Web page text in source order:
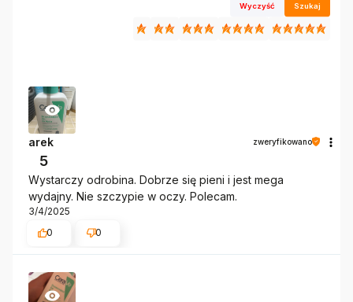
Wyczyść Szukaj
arek zweryfikowano
5
Wystarczy odrobina. Dobrze się pieni i jest mega
wydajny. Nie szczypie w oczy. Polecam.
3/4/2025
0
0